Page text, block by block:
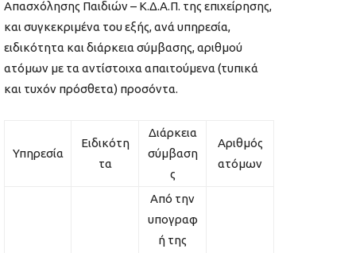
Απασχόλησης Παιδιών – Κ.Δ.Α.Π. της επιχείρησης,
και συγκεκριμένα του εξής, ανά υπηρεσία,
ειδικότητα και διάρκεια σύμβασης, αριθμού
ατόμων με τα αντίστοιχα απαιτούμενα (τυπικά
και τυχόν πρόσθετα) προσόντα.
Υπηρεσία
Ειδικότη
τα
Διάρκεια
σύμβαση
ς
Αριθμός
ατόμων
Από την
υπογραφ
ή της